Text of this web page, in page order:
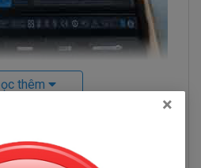
Xách Dell Latitude
thêm
×